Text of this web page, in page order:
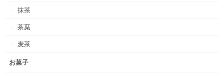
抹茶
茶葉
麦茶
お菓子